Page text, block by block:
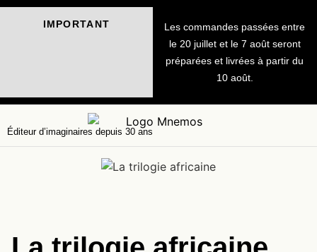
IMPORTANT
Les commandes passées entre
le 20 juillet et le 7 août seront
préparées et livrées à partir du
10 août.
Éditeur d’imaginaires depuis 30 ans